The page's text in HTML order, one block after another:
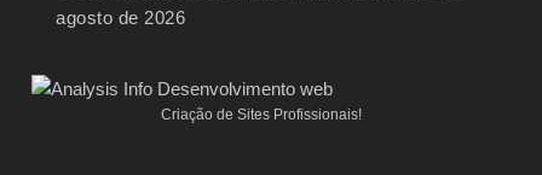
agosto de 2026
Criação de Sites Profissionais!